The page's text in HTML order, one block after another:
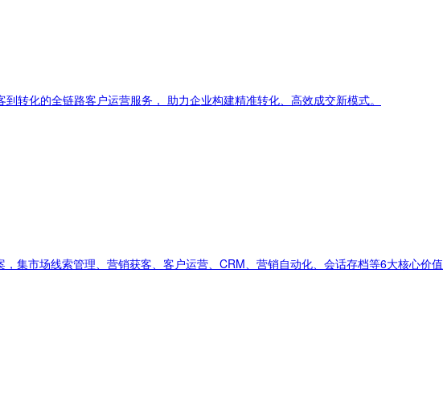
转化的全链路客户运营服务， 助力企业构建精准转化、高效成交新模式。
集市场线索管理、营销获客、客户运营、CRM、营销自动化、会话存档等6大核心价值